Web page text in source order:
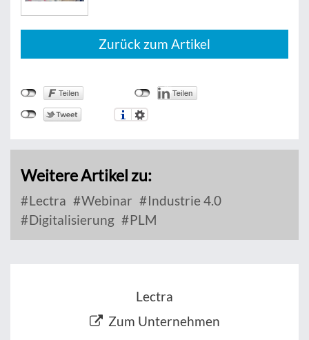
Zurück zum Artikel
Weitere Artikel zu:
Lectra Webinar
Industrie 4.0
Digitalisierung
PLM
Lectra
Zum Unternehmen